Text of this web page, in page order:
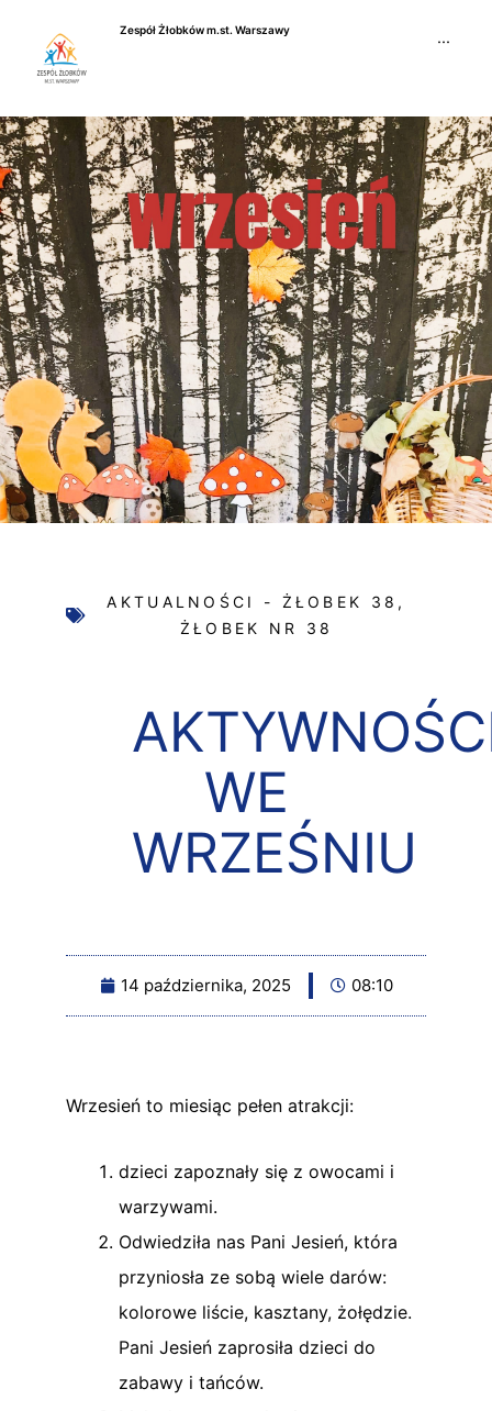
Zespół Żłobków m.st. Warszawy
···
AKTUALNOŚCI - ŻŁOBEK 38 ,
ŻŁOBEK NR 38
WE
WRZEŚNIU
14 października, 2025 08:10
Wrzesień to miesiąc pełen atrakcji:
dzieci zapoznały się z owocami i
warzywami.
Odwiedziła nas Pani Jesień, która
przyniosła ze sobą wiele darów:
kolorowe liście, kasztany, żołędzie.
Pani Jesień zaprosiła dzieci do
zabawy i tańców.